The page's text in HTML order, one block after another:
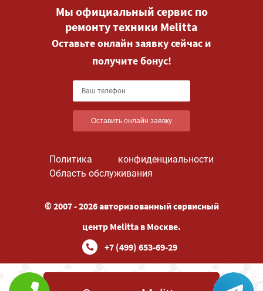
Мы официальный сервис по
ремонту техники Melitta
Оставьте онлайн заявку сейчас и
получите бонус!
Оставить онлайн заявку
Политика конфиденциальности
Область обслуживания
© 2007 - 2026 авторизованный сервисный
центр Melitta в Москве.
+7 (499) 653-69-29